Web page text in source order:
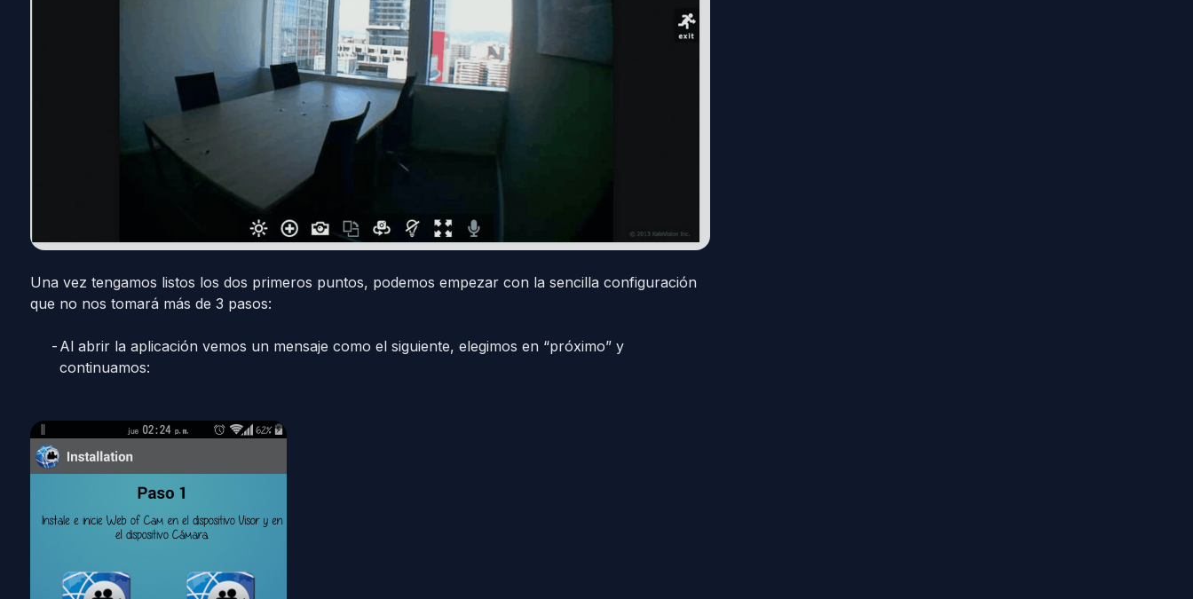
Una vez tengamos listos los dos primeros puntos, podemos empezar con la sencilla configuración
que no nos tomará más de 3 pasos:
Al abrir la aplicación vemos un mensaje como el siguiente, elegimos en “próximo” y
continuamos: